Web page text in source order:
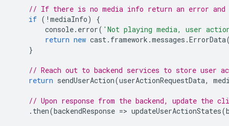
// If there is no media info return an error and
if ( ! mediaInfo)
{
console. error( 'Not playing media, user
return new cast. framework .messages .ErrorData
}
// Reach out to backend services to store user
return sendUserAction(userActionRequestData,
// Upon response from the backend, update the
. then(backendResponse => updateUserActionStates(